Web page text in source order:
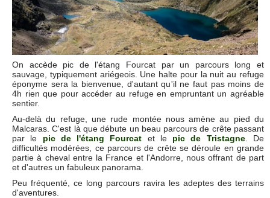
On accède pic de l'étang Fourcat par un parcours long et
sauvage, typiquement ariégeois. Une halte pour la nuit au refuge
éponyme sera la bienvenue, d'autant qu'il ne faut pas moins de
4h rien que pour accéder au refuge en empruntant un agréable
sentier.
Au-delà du refuge, une rude montée nous amène au pied du
Malcaras. C'est là que débute un beau parcours de crête passant
par le pic de l'étang Fourcat et le pic de Tristagne. De
difficultés modérées, ce parcours de crête se déroule en grande
partie à cheval entre la France et l'Andorre, nous offrant de part
et d'autres un fabuleux panorama.
Peu fréquenté, ce long parcours ravira les adeptes des terrains
d'aventures.